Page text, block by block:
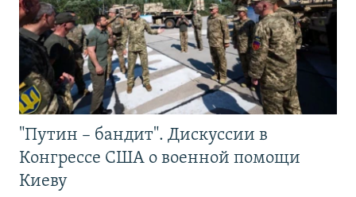
"Путин – бандит". Дискуссии в
Конгрессе США о военной помощи
Киеву